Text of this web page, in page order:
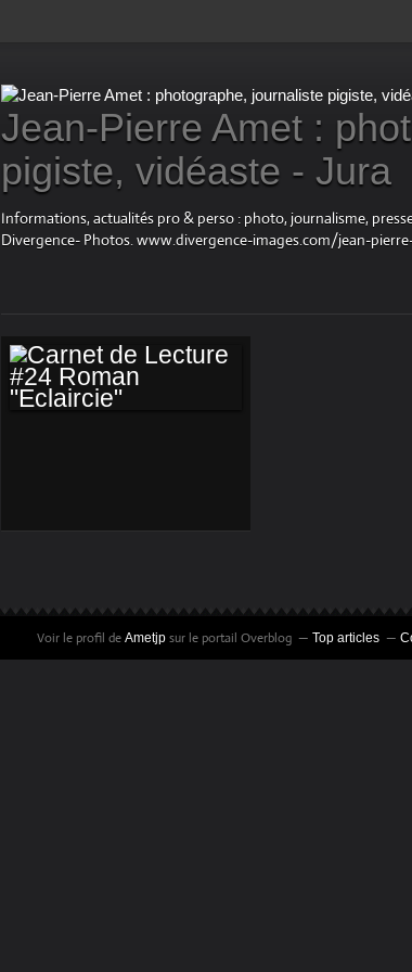
Jean-Pierre Amet :
pigiste, vidéaste - Jura
Informations, actualités pro & perso : photo, journalisme,
Divergence- Photos. www.divergence-images.com/jean-
ROMAN
Voir le profil de Ametjpsur le portail Overblog Top articles